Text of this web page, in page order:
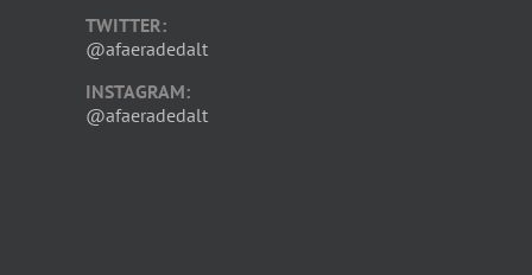
TWITTER:
@afaeradedalt
INSTAGRAM:
@afaeradedalt